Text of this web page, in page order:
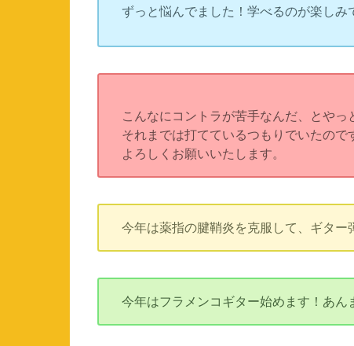
ずっと悩んでました！学べるのが楽しみ
こんなにコントラが苦手なんだ、とやっ
それまでは打てているつもりでいたので
よろしくお願いいたします。
今年は薬指の腱鞘炎を克服して、ギター
今年はフラメンコギター始めます！あん